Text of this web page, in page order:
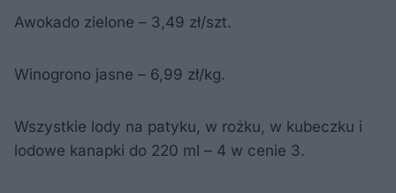
Awokado zielone – 3,49 zł/szt.
Winogrono jasne – 6,99 zł/kg.
Wszystkie lody na patyku, w rożku, w kubeczku i
lodowe kanapki do 220 ml – 4 w cenie 3.